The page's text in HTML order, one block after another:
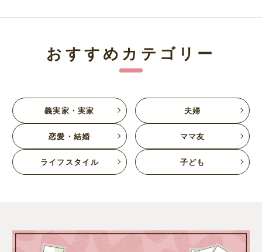
おすすめカテゴリー
義実家・実家 夫婦
恋愛・結婚 ママ友
ライフスタイル 子ども